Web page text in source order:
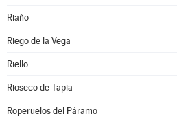
Riaño
Riego de la Vega
Riello
Rioseco de Tapia
Roperuelos del Páramo